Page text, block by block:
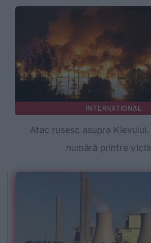
INTERNATIONAL
Atac rusesc asupra
numără printre